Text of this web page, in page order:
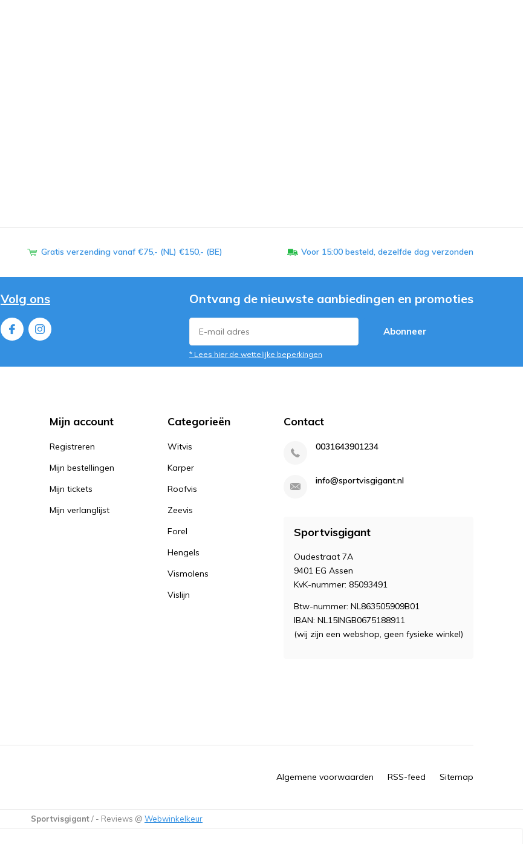
Gratis verzending vanaf €75,- (NL) €150,- (BE) Voor 15:00 besteld, dezelfde dag verzonden
Volg ons Ontvang de nieuwste aanbiedingen en promoties
Abonneer
* Lees hier de wettelijke beperkingen
Mijn account
Registreren
Mijn bestellingen
Mijn tickets
Mijn verlanglijst
Categorieën
Witvis
Karper
Roofvis
Zeevis
Forel
Hengels
Vismolens
Vislijn
Contact
0031643901234
info@sportvisgigant.nl
Sportvisgigant
Oudestraat 7A
9401 EG Assen
KvK-nummer: 85093491
Btw-nummer: NL863505909B01
IBAN: NL15INGB0675188911
(wij zijn een webshop, geen fysieke winkel)
Algemene voorwaarden RSS-feed Sitemap
Sportvisgigant/ - Reviews @ Webwinkelkeur